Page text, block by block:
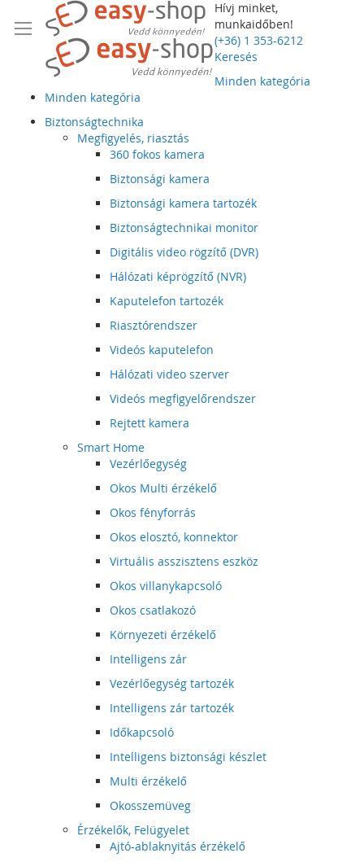
Hívj minket,
munkaidőben!
(+36) 1 353-6212
Keresés
Minden kategória
Minden kategória
Biztonságtechnika
Megfigyelés, riasztás
360 fokos kamera
Biztonsági kamera
Biztonsági kamera tartozék
Biztonságtechnikai monitor
Digitális video rögzítő (DVR)
Hálózati képrögzítő (NVR)
Kaputelefon tartozék
Riasztórendszer
Videós kaputelefon
Hálózati video szerver
Videós megfigyelőrendszer
Rejtett kamera
Smart Home
Vezérlőegység
Okos Multi érzékelő
Okos fényforrás
Okos elosztó, konnektor
Virtuális asszisztens eszköz
Okos villanykapcsoló
Okos csatlakozó
Környezeti érzékelő
Intelligens zár
Vezérlőegység tartozék
Intelligens zár tartozék
Időkapcsoló
Intelligens biztonsági készlet
Multi érzékelő
Okosszemüveg
Érzékelők, Felügyelet
Ajtó-ablaknyitás érzékelő